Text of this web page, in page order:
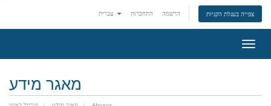
התחברות הרשמה צפייה בעגלת הקניות
ה
נ
מאגר מידע